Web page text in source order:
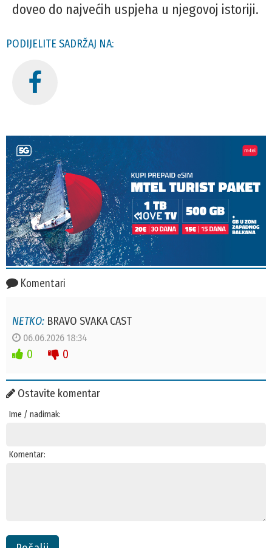
doveo do najvećih uspjeha u njegovoj istoriji.
PODIJELITE SADRŽAJ NA:
Komentari
NETKO: BRAVO SVAKA CAST
06.06.2026 18:34
0 0
Ostavite komentar
Ime / nadimak:
Komentar: